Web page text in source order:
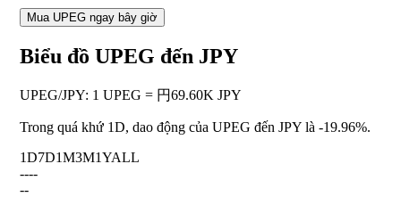
Mua UPEG ngay bây giờ
Biểu đồ UPEG đến JPY
UPEG/JPY: 1 UPEG = 円69.60K JPY
Trong quá khứ 1D, dao động của UPEG đến JPY là -19.96%.
1D7D1M3M1YALL
----
--